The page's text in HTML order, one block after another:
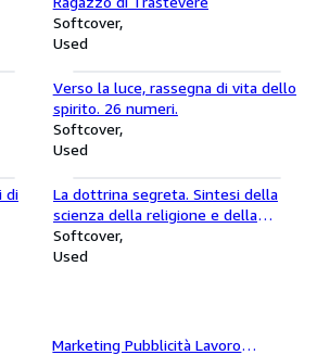
Softcover
Used
Verso la luce, rassegna di vita dello
spirito. 26 numeri.
Softcover
Used
di
La dottrina segreta. Sintesi della
scienza della religione e della
filosofia. Antropogenesi
Softcover
Used
economico
Marketing Pubblicità Lavoro